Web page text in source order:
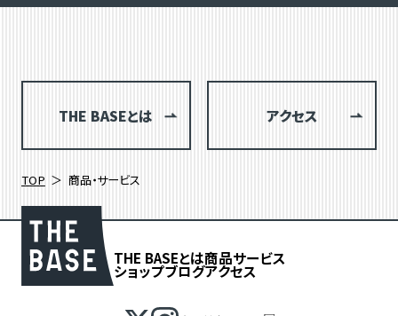
THE BASEとは アクセス
TOP 商品・サービス
THE BASEとは商品サービス
ショップブログアクセス